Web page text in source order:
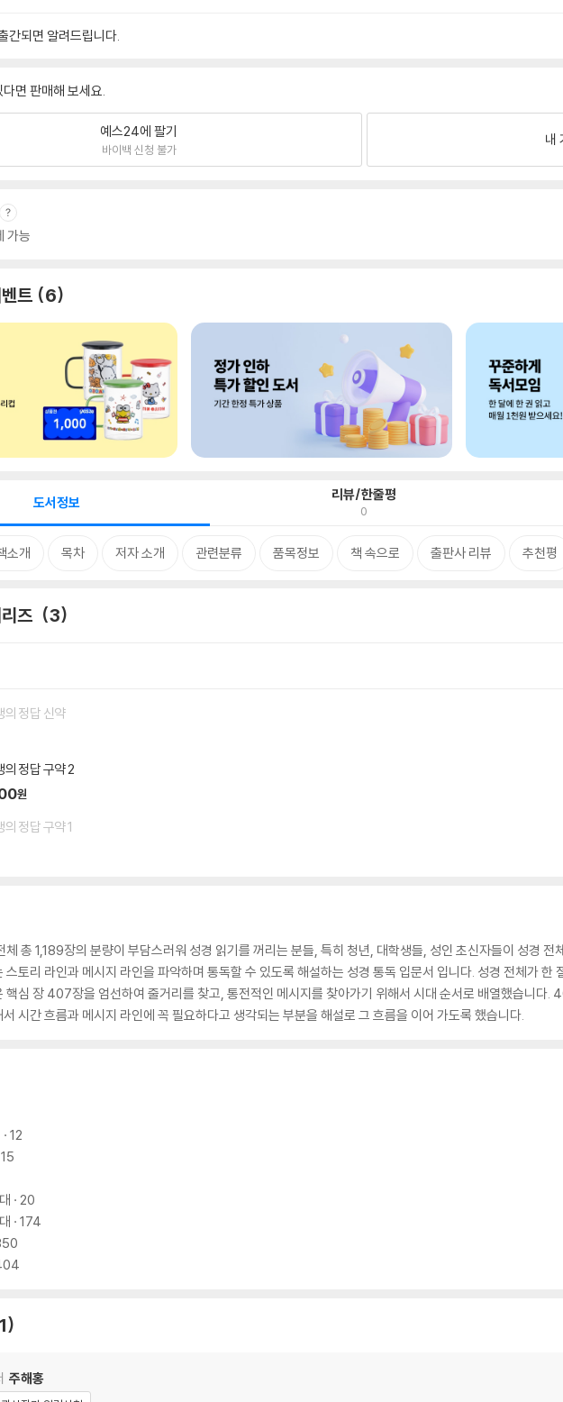
간되면 알려드립니다.
면 판매해 보세요.
예스24에 팔기
바이백 신청 불가
내
가능
트 6
도서정보 리뷰/한줄평
0
소개 목차 저자 소개 관련분류 품목정보 책 속으로 출판사 리뷰 추천평
즈 3
의 정답 신약
의 정답 구약 2
원
의 정답 구약 1
체 총 1,189장의 분량이 부담스러워 성경 읽기를 꺼리는 분들, 특히 청년, 대학생들, 성인 초신자들이 성경
스토리 라인과 메시지 라인을 파악하며 통독할 수 있도록 해설하는 성경 통독 입문서 입니다. 성경 전체가 한
핵심 장 407장을 엄선하여 줄거리를 찾고, 통전적인 메시지를 찾아가기 위해서 시대 순서로 배열했습니다
시간 흐름과 메시지 라인에 꼭 필요하다고 생각되는 부분을 해설로 그 흐름을 이어 가도록 했습니다.
12
· 20
· 174
1
주해홍